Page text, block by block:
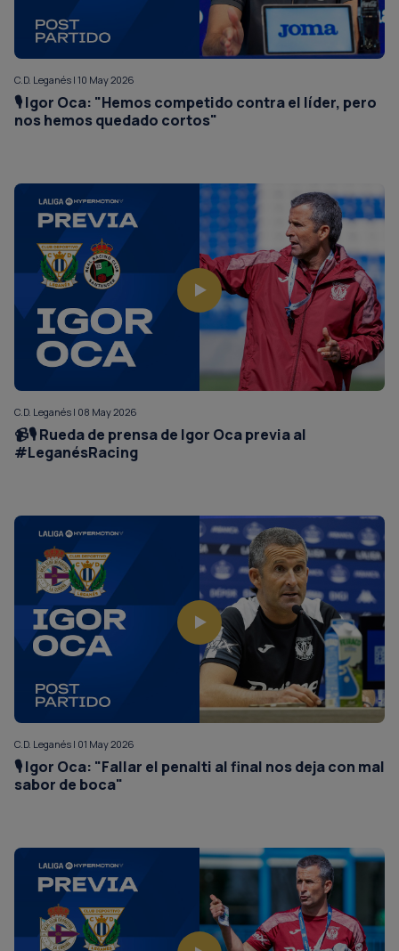
C.D. Leganés | 10 May 2026
🎙️ Igor Oca: "Hemos competido contra el líder, pero
nos hemos quedado cortos"
C.D. Leganés | 08 May 2026
📹🎙️ Rueda de prensa de Igor Oca previa al
#LeganésRacing
C.D. Leganés | 01 May 2026
🎙️ Igor Oca: "Fallar el penalti al final nos deja con mal
sabor de boca"